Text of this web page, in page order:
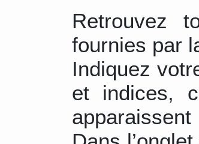
Retrouvez
fournies par
Indiquez
et indices,